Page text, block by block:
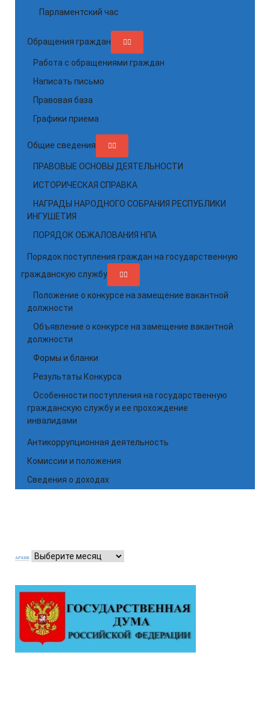
Парламентский час
Обращения граждан
Работа с обращениями граждан
Написать письмо
Правовая база
Графики приема
Общие сведения
ПРАВОВЫЕ ОСНОВЫ ДЕЯТЕЛЬНОСТИ
ИСТОРИЧЕСКАЯ СПРАВКА
НАГРАДЫ НАРОДНОГО СОБРАНИЯ РЕСПУБЛИКИ
ИНГУШЕТИЯ
ПОРЯДОК ОБЖАЛОВАНИЯ НПА
Порядок поступления граждан на государственную
гражданскую службу
Положение о конкурсе на замещение вакантной
должности
Объявление о конкурсе на замещение вакантной
должности
Формы и бланки
Результаты Конкурса
Особенности поступления на государственную
гражданскую службу и ее прохождение
инвалидами
Антикоррупционная деятельность
Комиссии и положения
Сведения о доходах
АРХИВ